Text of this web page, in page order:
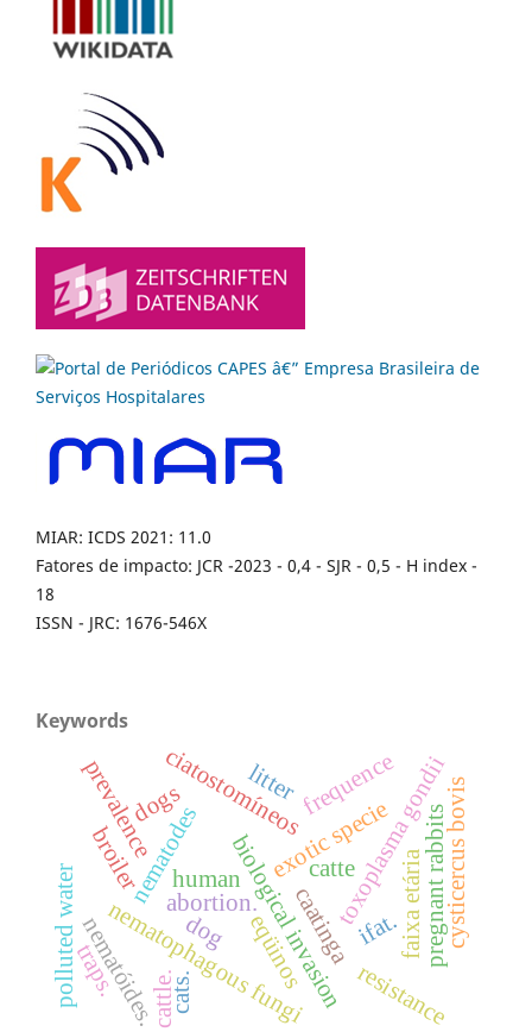
MIAR: ICDS 2021: 11.0
Fatores de impacto: JCR -2023 - 0,4 - SJR - 0,5 - H index -
18
ISSN - JRC: 1676-546X
Keywords
biological invasion
exotic specie
caatingatoxoplasma gondii
pregnant rabbits
abortion.
nematophagous fungi
nematodes
ciatostomíneos
faixa etária
eqüinos
nematóides.
cysticercus bovis
catte
polluted water dog
human
ifat.
prevalence
cattle.
frequence
dogs
cats.
litter
broiler
traps. resistance